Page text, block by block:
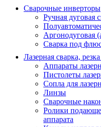
Сварочные инверторы
Ручная дуговая
Аргонодуговая
Сварка под
Лазерная сварка,
Аппараты
Пистолеты
Сопла для
Линзы
Сварочные
Ролики
аппарата